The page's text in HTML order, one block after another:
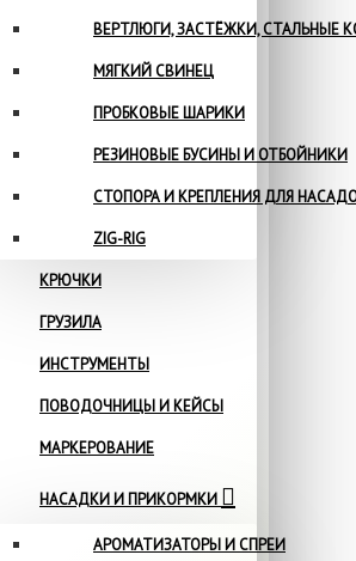
ВЕРТЛЮГИ, ЗАСТЁЖКИ, СТАЛЬНЫЕ
МЯГКИЙ СВИНЕЦ
ПРОБКОВЫЕ ШАРИКИ
РЕЗИНОВЫЕ БУСИНЫ И ОТБОЙНИКИ
СТОПОРА И КРЕПЛЕНИЯ ДЛЯ
ZIG-RIG
КРЮЧКИ
ГРУЗИЛА
ИНСТРУМЕНТЫ
ПОВОДОЧНИЦЫ И КЕЙСЫ
МАРКЕРОВАНИЕ
НАСАДКИ И ПРИКОРМКИ
АРОМАТИЗАТОРЫ И СПРЕИ